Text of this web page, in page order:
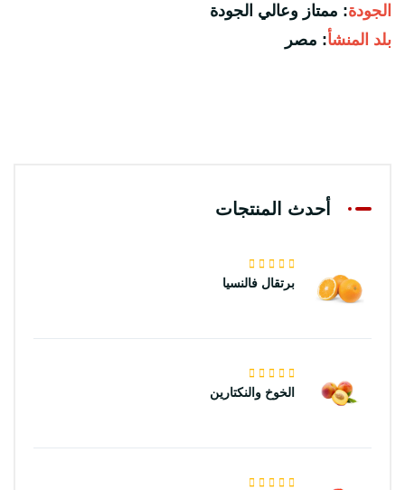
الجودة: ممتاز وعالي الجودة
بلد المنشأ: مصر
أحدث المنتجات
برتقال فالنسيا
الخوخ والنكتارين